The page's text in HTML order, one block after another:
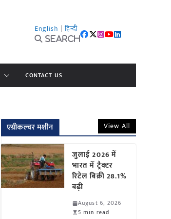
English | हिन्दी
Search
CONTACT US
एग्रीकल्चर मशीन View All
जुलाई 2026 में
भारत में ट्रैक्टर
रिटेल बिक्री 28.1%
बढ़ी
August 6, 2026
5 min read